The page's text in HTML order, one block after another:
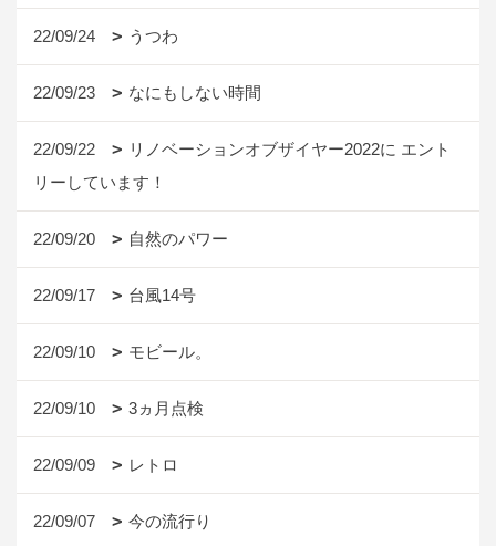
22/09/24 うつわ
22/09/23 なにもしない時間
22/09/22
リノベーションオブザイヤー2022に エント
リーしています！
22/09/20 自然のパワー
22/09/17 台風14号
22/09/10 モビール。
22/09/10 3ヵ月点検
22/09/09 レトロ
22/09/07 今の流行り